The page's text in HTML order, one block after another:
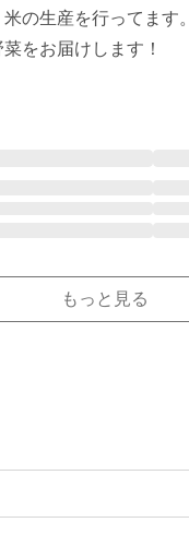
の生産を行ってます。
をお届けします！
もっと見る